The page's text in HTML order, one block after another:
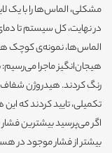
مشکلی، الماس‌ها را با یک
الماس‌ها، نمونه‌ی کوچک
هیجان‌انگیز ماجرا
رنگ کردند. هیدروژن
تکمیلی،‌ تایید کردند که
اگر می‌پرسید بیشترین فشار
بیشتر از فشار موجود در هسته زمین: